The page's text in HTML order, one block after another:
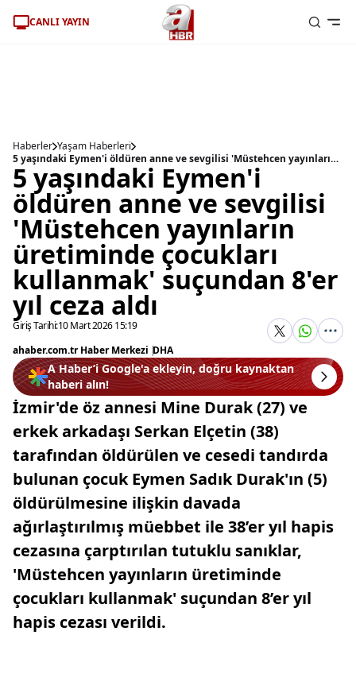
CANLI YAYIN
Haberler Yaşam Haberleri
5 yaşındaki Eymen'i öldüren anne ve sevgilisi 'Müstehcen yayınların üretiminde çocukları kullanmak' suçundan 8'er yıl ceza aldı
5 yaşındaki Eymen'i
öldüren anne ve sevgilisi
'Müstehcen yayınların
üretiminde çocukları
kullanmak' suçundan 8'er
yıl ceza aldı
Giriş Tarihi:10 Mart 2026 15:19
ahaber.com.tr Haber Merkezi |DHA
A Haber’i Google'a ekleyin, doğru kaynaktan
haberi alın!
İzmir'de öz annesi Mine Durak (27) ve
erkek arkadaşı Serkan Elçetin (38)
tarafından öldürülen ve cesedi tandırda
bulunan çocuk Eymen Sadık Durak'ın (5)
öldürülmesine ilişkin davada
ağırlaştırılmış müebbet ile 38’er yıl hapis
cezasına çarptırılan tutuklu sanıklar,
'Müstehcen yayınların üretiminde
çocukları kullanmak' suçundan 8’er yıl
hapis cezası verildi.